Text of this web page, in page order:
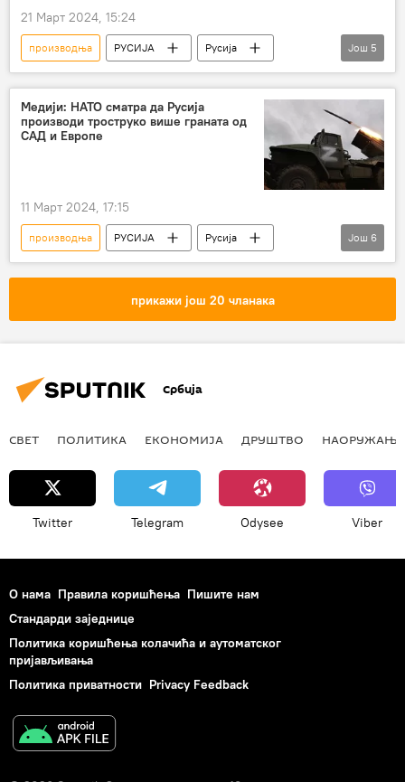
21 Март 2024, 15:24
производња РУСИЈА
Русија
Специјална војна операција у Украјини – вести
Сергеј Шојгу
муниција
оружје
контрола
Још 5
Медији: НАТО сматра да Русија
производи троструко више граната од
САД и Европе
11 Март 2024, 17:15
производња РУСИЈА
Русија
Русија – војска и наоружање
Свет
Европа
Још 6
прикажи још 20 чланака
Србија
СВЕТ ПОЛИТИКА ЕКОНОМИЈА ДРУШТВО НАОРУЖАЊЕ
Twitter Telegram Odysee Viber
О нама Правила коришћења Пишите нам
Стандарди заједнице
Политика коришћења колачића и аутоматског
пријављивања
Политика приватности Privacy Feedback